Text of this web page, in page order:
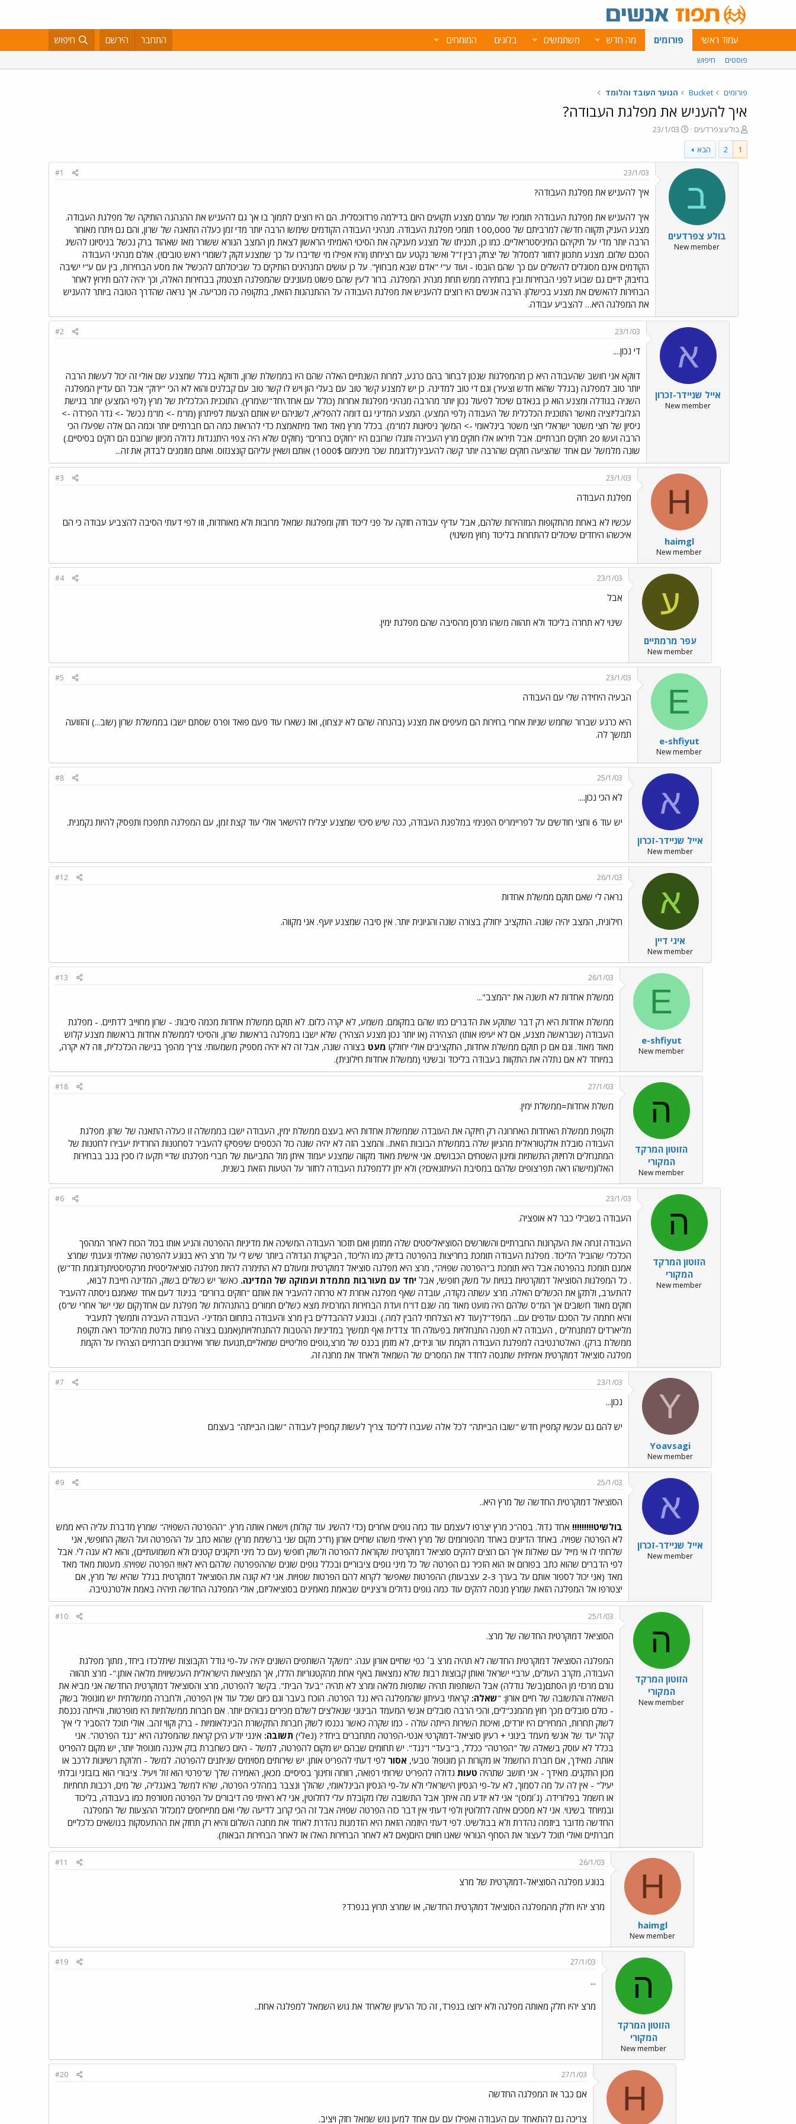
עמוד ראשי פורומים מה חדש משתמשים בלוגים המומחים התחבר הירשם חיפוש
פוסטים חיפוש
פורומים Bucket הנוער העובד והלומד
איך להעניש את מפלגת העבודה?
פ
ו
ת
ח
בולע צפרדעים
פ
ס
ר
ך
23/1/03
1
2 הבא
ב
בולע צפרדעים
New member
23/1/03
#1
איך להעניש את מפלגת העבודה?
איך להעניש את מפלגת העבודה? תומכיו של עמרם מצנע תקועים היום בדילמה פרדוכסלית. הם היו רוצים לתמוך בו אך גם להעניש את ההנהגה הותיקה של מפלגת העבודה.
מצנע העניק תקווה חדשה למרביתם של 100,000 תומכי מפלגת העבודה. מנהיגי העבודה הקודמים שימשו הרבה יותר מדי זמן כעלה התאנה של שרון, והם גם ויתרו מאוחר
הרבה יותר מדי על תיקיהם המיניסטריאליים. כמו כן, תכניתו של מצנע מעניקה את הסיכוי האמיתי הראשון לצאת מן המצב הנורא ששורר מאז שאהוד ברק נכשל בניסיונו להשיג
הסכם שלום. מצנע מתכוון לחזור למסלול של יצחק רבין ז"ל ואשר נקטע עם רציחתו (והיו אפילו מי שדיברו על כך שמצנע זקוק לשומרי ראש טובים!). אולם מנהיגי העבודה
הקודמים אינם מסוגלים להשלים עם כך שהם הובסו - ועוד ע"י "אדם שבא מבחוץ". על כן עושים המנהיגים הותיקים כל שביכולתם להכשיל את מסע הבחירות, בין עם ע"י ישיבה
בחיבוק ידיים גם שבוע לפני הבחירות ובין בחתירה ממש תחת מנהיג המפלגה. ברור לעין שהם פשוט מעונינים שהמפלגה תצטמק בבחירות האלה, וכך יהיה להם תירוץ לאחר
הבחירות להאשים את מצנע בכישלון. הרבה אנשים היו רוצים להעניש את מפלגת העבודה על ההתנהגות הזאת, בתקופה כה מכריעה. אך נראה שהדרך הטובה ביותר להעניש
את המפלגה היא… להצביע עבודה.
א
אייל שניידר-זכרון
New member
23/1/03
#2
די נכון....
דווקא אני חושב שהעבודה היא כן מהמפלגות שנכון לבחור בהם כרגע, למרות השנתיים האלה שהם היו בממשלת שרון, ודווקא בגלל שמצנע שם אולי זה יכול לעשות הרבה
יותר טוב למפלגה (בגלל שהוא חדש וצעיר) וגם די טוב למדינה. כן יש למצנע קשר טוב עם בעלי הון ויש לו קשר טוב עם קבלנים והוא לא הכי "ירוק" אבל הם עדיין המפלגה
השניה בגודלה ומצנע הוא כן בנאדם שיכול לפעול נכון יותר מהרבה מנהיגי מפלגות אחרות (כולל עם אחד\חד"ש\מרץ). התוכנית הכלכלית של מרץ (לפי המצע) יותר בגישת
הגלובליזציה מאשר התוכנית הכלכלית של העבודה (לפי המצע). המצע המדיני גם דומה להפליא, לשניהם יש אותם הצעות לפיתרון (מו"מ -> מו"מ נכשל -> גדר הפרדה ->
ניסיון של חצי משטר ישראלי חצי משטר בינלאומי -> המשך ניסיונות למו"מ). בכלל מרץ מאד מאד מיתאמצת כדי להראות כמה הם חברתיים יותר וכמה הם אלה שפעלו הכי
הרבה ועשו 20 חוקים חברתיים. אבל תיראו אלו חוקים מרץ העבירה ותגלו שרובם היו "חוקים ברורים" (חוקים שלא היה צפוי היתנגדות גדולה מכיוון שרובם הם רוקים בסיסיים.)
שונה מלמשל עם אחד שהציעה חוקים שהרבה יותר קשה להעביר(לדוגמת שכר מינימום 1000$) אותם ושאין עליהם קונצנזוס. ואתם מוזמנים לבדוק את זה...
H
haimgl
New member
23/1/03
#3
מפלגת העבודה
עכשיו לא באחת מהתקופות המזהירות שלהם, אבל עדיף עבודה חזקה על פני ליכוד חזק ומפלגות שמאל מרובות ולא מאוחדות, וזו לפי דעתי הסיבה להצביע עבודה כי הם
איכשהו היחדים שיכולים להתחרות בליכוד (חוץ משינוי)
ע
עפר מרמתיים
New member
23/1/03
#4
אבל
שינוי לא תחרה בליכוד ולא תהווה משהו מרסן מהסיבה שהם מפלגת ימין.
E
e-shfiyut
New member
23/1/03
#5
הבעיה היחידה שלי עם העבודה
היא כרגע שברור שחמש שניות אחרי בחירות הם מעיפים את מצנע (בהנחה שהם לא ינצחו), ואז נשארו עוד פעם פואד ופרס שסתם ישבו בממשלת שרון (שוב...) והזוועה
תמשך לה.
א
אייל שניידר-זכרון
New member
25/1/03
#8
לא הכי נכון....
יש עוד 6 וחצי חודשים על לפריימריס הפנימי במלפגת העבודה, ככה שיש סיכוי שמצנע יצליח להישאר אולי עוד קצת זמן, עם המפלגה תתפכח ותפסיק להיות נקמנית.
א
איגי דיין
New member
26/1/03
#12
נראה לי שאם תוקם ממשלת אחדות
חילונית, המצב יהיה שונה. התקציב יחולק בצורה שונה והגיונית יותר. אין סיבה שמצנע יועף. אני מקווה.
E
e-shfiyut
New member
26/1/03
#13
ממשלת אחדות לא תשנה את "המצב"...
ממשלת אחדות היא רק דבר שתוקע את הדברים כמו שהם במקומם. משמע, לא יקרה כלום. לא תוקם ממשלת אחדות מכמה סיבות: - שרון מחוייב לדתיים. - מפלגת
העבודה (שבראשה מצנע, אם לא יעיפו אותו) הצהירה (או יותר נכון מצנע הצהיר) שלא ישבו במפלגה בראשות שרון, והסיכוי לממשלת אחדות בראשות מצנע קלוש
מאוד מאוד. וגם אם כן תוקם ממשלת אחדות, התקציבים אולי יחולקו מעט בצורה שונה, אבל זה לא יהיה מספיק משמעותי. צריך מהפך בגישה הכלכלית, וזה לא יקרה,
במיוחד לא אם נתלה את התקוות בעבודה בליכוד ובשינוי (ממשלת אחדות חילונית).
ה
הזוטון המרקד
המקורי
New member
27/1/03
#18
משלת אחדות=ממשלת ימין.
תקופת ממשלת האחדות האחרונה רק חיזקה את העובדה שממשלת אחדות היא בעצם ממשלת ימין, העבודה ישבו בממשלה זו כעלה התאנה של שרון. מפלגת
העבודה סובלת אלקטוראלית מהניוון שלה בממשלת הבובות הזאת.. והמצב הזה לא יהיה שונה כול הכספים שיפסיקו להעביר לסחטנות החרדית יעבירו לחטנות של
המתנחלים ולחיזוק התשתיות ומיגון השטחים הכבושים. אני אישית מאוד מקווה שמצנע יעמוד איתן מול התביעות של חברי מפלגתו שדיי תקעו לו סכין בגב בבחירות
האלו(מישהו ראה תפרצופים שלהם במסיבת העיתונאים?) ולא יתן ללמפלגת העבודה לחזור על הטעות הזאת בשנית.
ה
הזוטון המרקד
המקורי
New member
23/1/03
#6
העבודה בשבילי כבר לא אופציה.
העבודה זנחה את העקרונות החברתיים והשורשים הסוציאליסטים שלה ממזמן ואם תזכור העבודה המשיכה את מדיניות ההפרטה והניע אותו בכול הכוח לאחר המהפך
הכלכלי שהוביל הליכוד. מפלגת העבודה תומכת בחריצות בהפרטה בדיוק כמו הליכוד, הביקורת הגדולה ביותר שיש לי על מרצ היא בנוגע להפרטה שאלתי ונענתי שמרצ
אמנם תומכת בהפרטה אבל היא תומכת ב"הפרטה שפויה", מרצ היא מפלגה סוציאל דמוקרטית ומעולם לא התימרה להיות מפלגה סוציאליסטית מרקסיסטית(דוגמת חד"ש)
. כל המפלגות הסוציאל דמוקרטיות בנויות על משק חופשי, אבל יחד עם מעורבות מתמדת ועמוקה של המדינה. כאשר יש כשלים בשוק, המדינה חייבת לבוא,
להתערב, ולתקן את הכשלים האלה. מרצ עשתה נקודה, עובדה שאף מפלגה אחרת לא טרחה להעביר את אותם "חוקים ברורים" בניגוד לעם אחד שאמנם ניסתה להעביר
חוקים מאוד חשובים אך המ"ס שלהם היה מועט מאוד מה שגם דו"ח ועדת הבחירות המרכזית מצא כשלים חמורים בהתנהלות של מפלגת עם אחד(קום שני ישר אחרי ש"ס)
והיא חתמה על הסכם עודפים עם... המפד"ל(עוד לא הצלחתי להבין למה.). ובנוגע לההבדלים בין מרצ והעבודה בתחום המדיני- העבודה העבירה ותמשיך לתעביר
מליארדים למתנחלים , העבודה לא תפנה התנחלויות בפעולה חד צדדית ואף תמשיך במדיניות ההטבות להתנחלויות(אמנם בצורה פחות בולטת מהליכוד ראה תקופת
ממשלת ברק). האלטרנטיבה למפלגת העבודה רוקמת עור וגידים, לא מזמן בכנס של מרצ,גופים פוליטיים שמאליים,תנועת שחר ואירגונים חברתיים הצהירו על הקמת
מפלגה סוציאל דמוקרטית אמיתית שתנסה לחדד את המסרים של השמאל ולאחד את מחנה זה.
Y
Yoavsagi
New member
23/1/03
#7
נכון...
יש להם גם עכשיו קמפיין חדש "שובו הבייתה" לכל אלה שעברו לליכוד צריך לעשות קמפיין לעבודה "שובו הבייתה" בעצמם
א
אייל שניידר-זכרון
New member
25/1/03
#9
הסוציאל דמוקרטית החדשה של מרץ היא..
בולשיט!!!!!!!!! אחד גדול. בסה"כ מרץ יצרפו לעצמם עוד כמה גופים אחרים (כדי להשיג עוד קולות) וישארו אותה מרץ. "ההפרטה השפויה" שמרץ מדברת עליה היא ממש
לא הפרטה שפויה. באחד הדיונים באחד מהפורומים של מרץ ראיתי משהו שחיים אורון (ח"כ מקום שני ברשימת מרץ) שהוא כתב על ההפרטה ועל השוק החופשי, אני
שלחתי לו אי מייל עם שאלות איך הם רוצים להקים סוציאל דמוקרטית שקוראת להפרטה ולשוק חופשי (עם כל מיני תיקונים קטנים ולא משמועתיים), והוא לא ענה לי. אבל
לפי הדברים שהוא כתב בפורום אז הוא הזכיר גם הפרטה של כל מיני גופים ציבוריים ובכלל גופים שונים שההפפרטה שלהם היא לא!!! הפרטה שפויה!. מעטות מאד מאד
מאד (אני יכול לספור אותם על בערך 2-3 עצבעות) ההפרטות שאפשר לקרוא להם הפרטות שפויות. אני לא קונה את הסוציאל דמוקרטית בגלל שהיא של מרץ, אם
יצטרפו אל המפלגה הזאת שמרץ מנסה להקים עוד כמה גופים גדולים ורציניים שבאמת מאמינים בסוציאליזם, אולי המפלגה החדשה תיהיה באמת אלטרנטיבה.
ה
הזוטון המרקד
המקורי
New member
25/1/03
#10
הסוציאל דמוקרטית החדשה של מרצ.
המפלגה הסוציאל דמוקרטית החדשה לא תהיה מרצ ב´ כפי שחיים אורון ענה: "משקל השותפים השונים יהיה על-פי גודל הקבוצות שיתלכדו ביחד, מתוך מפלגת
העבודה, מקרב העולים, ערביי ישראל ואותן קבוצות רבות שלא נמצאות באף אחת מהקטגוריות הללו, אך המציאות הישראלית העכשיווית מלאה אותן."- מרצ תהווה
גורם מרכזי מן הסתם(בשל גודלה) אבל השותפות תהיה שותפות מלאה ומרצ לא תהיה "בעל הבית". בקשר להפרטה, מרצ והסוציאל דמוקרטית החדשה אני מביא את
השאלה והתשובה של חיים אורון: "שאלה: קראתי בעיתון שהמפלגה היא נגד הפרטה. הוכח בעבר וגם כיום שכל עוד אין הפרטה, ולחברה ממשלתית יש מונופול בשוק
- כולם סובלים מכך חוץ מהמנכ"לים, והכי הרבה סובלים אנשי המעמד הבינוני שנאלצים לשלם מכירים גבוהים יותר. אם חברות ממשלתיות היו מופרטות, והייתה נכנסת
לשוק תחרות, המחירים היו יורדים, ואיכות השירות הייתה עולה - כמו שקרה כאשר נכנסו לשוק חברות התקשורת הבינלאומיות - ברק וקווי זהב. אולי תוכל להסביר לי איך
קהל יעד של אנשי מעמד בינוני + רעיון סוציאל-דמוקרטי אנטי-הפרטה מתחברים ביחד? (נeלי)
תשובה: אינני יודע היכן קראת שהמפלגה היא "נגד הפרטה". אני
בכלל לא עוסק בשאלה של "הפרטה" ככלל, ב"בעד" ו"נגד". יש תחומים שבהם יש מקום להפרטה, למשל - היום כשחברת בזק איננה מונופול יותר, יש מקום להפריט
אותה. מאידך, אם חברת החשמל או מקורות הן מונופול טבעי, אסור לפי דעתי להפריט אותן. יש שירותים מסוימים שניתנים להפרטה. למשל - חלוקת רשיונות לרכב או
מכון התקנים. מאידך - אני חושב שתהיה טעות גדולה להפריט שירותי רפואה, רווחה וחינוך בסיסיים. מכאן, האמירה שלך ש"פרטי הוא זול ויעיל. ציבורי הוא בזבזני ובלתי
יעיל" - אין לה על מה לסמוך, לא על-פי הנסיון הישראלי ולא על-פי הנסיון הבינלאומי, שהולך ונצבר במהלכי הפרטה, שהיו למשל באנגליה, של מים, רכבות תחתיות
או חשמל בפלורידה. (ג´ומס)" אני לא יודע מה איתך אבל התשובה שלו מקובלת עלי לחלוטין, אני לא ראיתי פה דיבורים על הפרטה מטורפת כמו בעבודה, בליכוד
ובמיוחד בשינוי. אני לא מסכים איתה לחלוטין ולפי דעתי אין דבר כזה הפרטה שפויה אבל זה הכי קרוב לדיעה שלי ואם מתייחסים למכלול ההצעות של המפלגה
החדשה מדובר ביוזמה נהדרת ולא בבולשיט. לפי דעתי היוזמה הזאת היא הזדמנות נהדרת לאחד את מחנה השלום והיא רק תחזק את ההתעסקות בנושאים כלכליים
חברתיים ואולי תוכל לעצור את הסחף הנוראי שאנו חווים היום(אם לא לאחר הבחירות האלו אז לאחר הבחירות הבאות).
H
haimgl
New member
26/1/03
#11
בנוגע מפלגה הסוציאל-דמוקרטית של מרצ
מרצ יהיו חלק מהמפלגה הסוציאל דמוקרטית החדשה, או שמרצ תרוץ בנפרד?
ה
הזוטון המרקד
המקורי
New member
27/1/03
#19
...
מרצ יהיו חלק מאותה מפלגה ולא ירוצו בנפרד, זה כול הרעיון שלאחד את גוש השמאל למפלגה אחת..
H
27/1/03
#20
אם כבר אז המפלגה החדשה
צריכה גם להתאחד עם העבודה ואפילו עם עם אחד למען גוש שמאל חזק ויציב.